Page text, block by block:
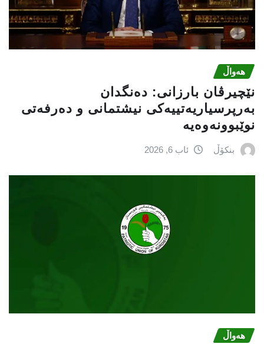
هەواڵ
نێچيرڤان بارزانى: دەنگدان
بەرپرسیاريه‌تییەکی نیشتمانى و دەرفەتی
نوێبوونەوەیە
بنکۆڵ ئاب 6, 2026
هەواڵ